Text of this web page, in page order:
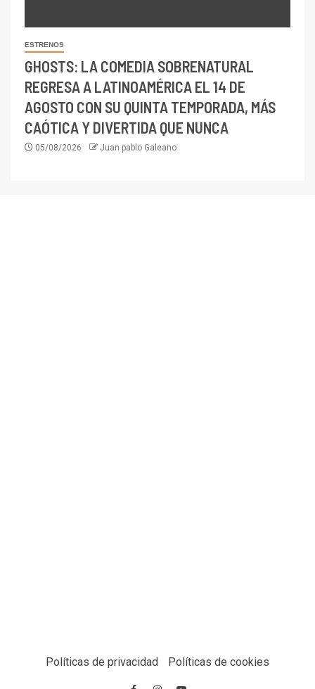
ESTRENOS
GHOSTS: LA COMEDIA SOBRENATURAL
REGRESA A LATINOAMÉRICA EL 14 DE
AGOSTO CON SU QUINTA TEMPORADA, MÁS
CAÓTICA Y DIVERTIDA QUE NUNCA
05/08/2026 Juan pablo Galeano
Políticas de privacidad Políticas de cookies